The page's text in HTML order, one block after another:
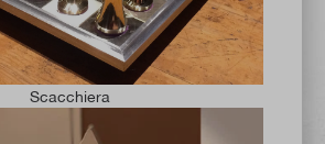
Scacchiera